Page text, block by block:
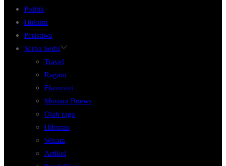
Politik
Hukum
Peristiwa
Serba Serbi
Travel
Ragam
Ekonomi
Mutiara Bnews
Olah raga
Hiburan
Wisata
Artikel